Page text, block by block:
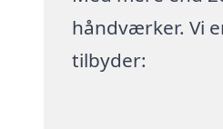
håndværker. Vi
tilbyder: